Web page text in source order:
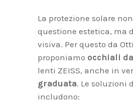
La protezione solare
questione estetica, ma
visiva. Per questo da
proponiamo occhiali
lenti ZEISS, anche in
graduata. Le soluzioni
includono: